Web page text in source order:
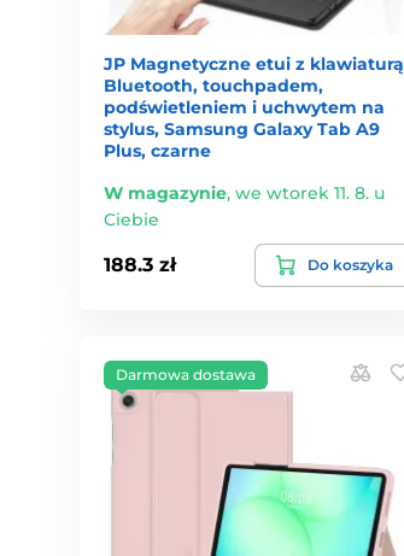
JP Magnetyczne etui z klawiaturą
Bluetooth, touchpadem,
podświetleniem i uchwytem na
stylus, Samsung Galaxy Tab A9
Plus, czarne
W magazynie, we wtorek 11. 8. u
Ciebie
188.3 zł Do koszyka
Darmowa dostawa